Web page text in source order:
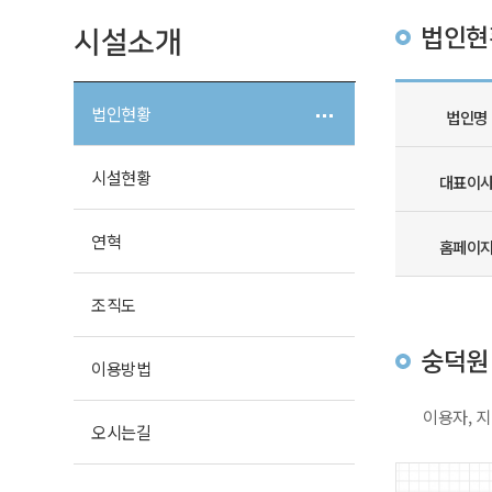
시설소개
법인현황
시설현황
연혁
조직도
이용방법
오시는길
법인
법인명
대표이
홈페이
숭덕
이용자,